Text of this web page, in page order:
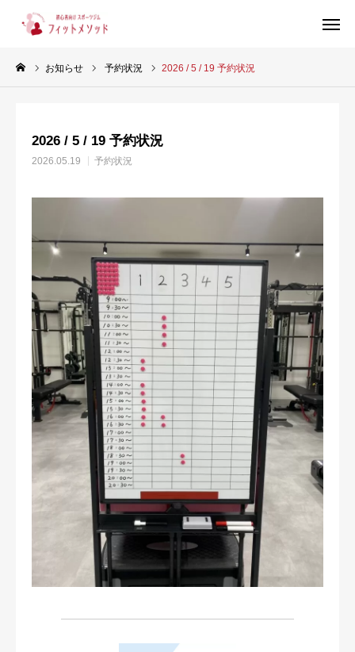
お知らせ 予約状況 2026 / 5 / 19 予約状況
2026 / 5 / 19 予約状況
2026.05.19 予約状況
当ジムについて
ブログ
店舗情報
お問い合わせ・ご予約
会則等